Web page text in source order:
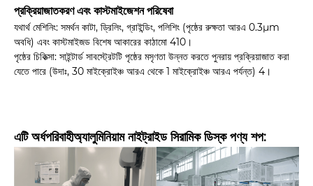
প্রক্রিয়াজাতকরণ এবং কাস্টমাইজেশন পরিষেবা
যথার্থ মেশিনিং: সমর্থন কাটা, ড্রিলিং, গ্রাইন্ডিং, পলিশিং (পৃষ্ঠের রুক্ষতা আরএ 0.3μm
অবধি) এবং কাস্টমাইজড বিশেষ আকারের কাঠামো 410।
পৃষ্ঠের চিকিত্সা: সাইন্টার্ড সাবস্ট্রেটটি পৃষ্ঠের মসৃণতা উন্নত করতে পুনরায় প্রক্রিয়াজাত করা
যেতে পারে (উদাঃ, 30 মাইক্রোইঞ্চ আরএ থেকে 1 মাইক্রোইঞ্চ আরএ পর্যন্ত) 4।
এটি অর্ধপরিবাহীঅ্যালুমিনিয়াম নাইট্রাইড সিরামিক ডিস্ক পণ্য শপ: